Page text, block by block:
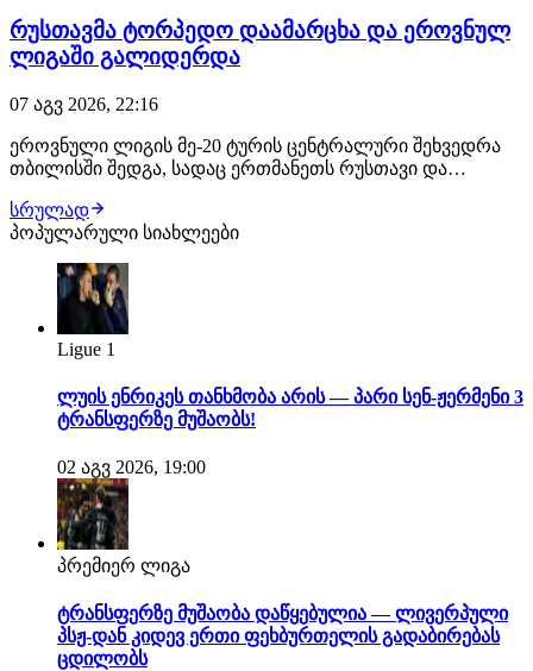
რუსთავმა ტორპედო დაამარცხა და ეროვნულ
ლიგაში გალიდერდა
07 აგვ 2026, 22:16
ეროვნული ლიგის მე-20 ტურის ცენტრალური შეხვედრა
თბილისში შედგა, სადაც ერთმანეთს რუსთავი და
წუთზე რუსთაველები ლეგიონერმა ჟან სოუზა დე
ალმეიდამ დააწინაურა, მასპინძლებმა პირველი ტაიმი
ბოლომდე მიიყვანეს. იმერული კლუბი ვერც მეორე
ტაიმში…
სრულად
პოპულარული სიახლეები
Ligue 1
ლუის ენრიკეს თანხმობა არის — პარი სენ-ჟერმენი 3
ტრანსფერზე მუშაობს!
02 აგვ 2026, 19:00
პრემიერ ლიგა
ტრანსფერზე მუშაობა დაწყებულია — ლივერპული
პსჟ-დან კიდევ ერთი ფეხბურთელის გადაბირებას
ცდილობს